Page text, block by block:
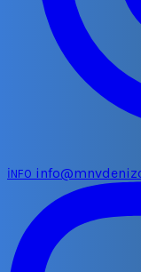
İNFO